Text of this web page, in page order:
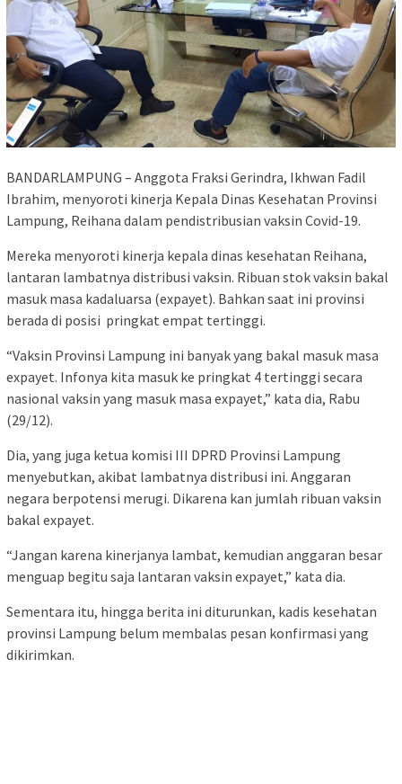
BANDARLAMPUNG – Anggota Fraksi Gerindra, Ikhwan Fadil
Ibrahim, menyoroti kinerja Kepala Dinas Kesehatan Provinsi
Lampung, Reihana dalam pendistribusian vaksin Covid-19.
Mereka menyoroti kinerja kepala dinas kesehatan Reihana,
lantaran lambatnya distribusi vaksin. Ribuan stok vaksin bakal
masuk masa kadaluarsa (expayet). Bahkan saat ini provinsi
berada di posisi pringkat empat tertinggi.
“Vaksin Provinsi Lampung ini banyak yang bakal masuk masa
expayet. Infonya kita masuk ke pringkat 4 tertinggi secara
nasional vaksin yang masuk masa expayet,” kata dia, Rabu
(29/12).
Dia, yang juga ketua komisi III DPRD Provinsi Lampung
menyebutkan, akibat lambatnya distribusi ini. Anggaran
negara berpotensi merugi. Dikarena kan jumlah ribuan vaksin
bakal expayet.
“Jangan karena kinerjanya lambat, kemudian anggaran besar
menguap begitu saja lantaran vaksin expayet,” kata dia.
Sementara itu, hingga berita ini diturunkan, kadis kesehatan
provinsi Lampung belum membalas pesan konfirmasi yang
dikirimkan.